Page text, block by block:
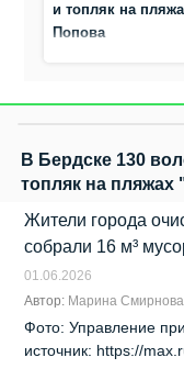
и топляк на
Попова
В Бердске 130
топляк на пляжах
Жители города
собрали 16 м³
01.06.2026
Автор: Марина Смирнова
Фото: Управление
источник: https://